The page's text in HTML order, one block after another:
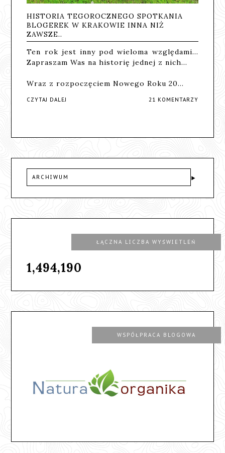
HISTORIA TEGOROCZNEGO SPOTKANIA
BLOGEREK W KRAKOWIE INNA NIŻ
ZAWSZE..
Ten rok jest inny pod wieloma względami...
Zapraszam Was na historię jednej z nich...
Wraz z rozpoczęciem Nowego Roku 20…
CZYTAJ DALEJ 21 KOMENTARZY
ARCHIWUM
ŁĄCZNA LICZBA WYŚWIETLEŃ
1,494,190
WSPÓŁPRACA BLOGOWA